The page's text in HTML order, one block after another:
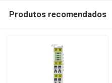
Produtos recomendados